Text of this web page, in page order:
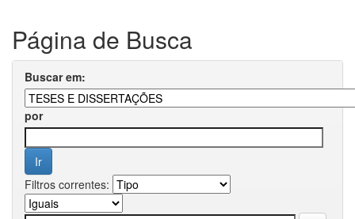
Página de Busca
Buscar em:
por
Filtros correntes: